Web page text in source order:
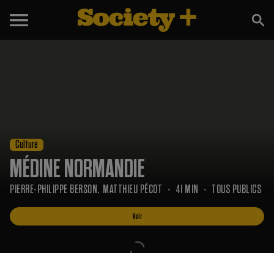
Culture
MÉDINE NORMANDIE
PIERRE-PHILIPPE BERSON MATTHIEU PÉCOT 41 MIN TOUS PUBLICS
Voir